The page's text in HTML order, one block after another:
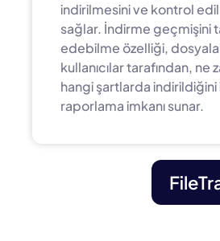
indirilmesini ve kontrol
sağlar. İndirme geçmişini
edebilme özelliği,
kullanıcılar tarafından, ne
hangi şartlarda indirildiğini
raporlama imkanı sunar.